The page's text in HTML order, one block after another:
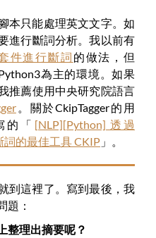
本只能處理英文文字。如
進行斷詞分析。我以前有
件進行斷詞 的做法，但
為主的環境。如果
推薦使用中央研究院語言
。關於CkipTagger的用
的「 [NLP][Python] 透過
詞的最佳工具 CKIP 」。
到這裡了。寫到最後，我
題：
整理出摘要呢？